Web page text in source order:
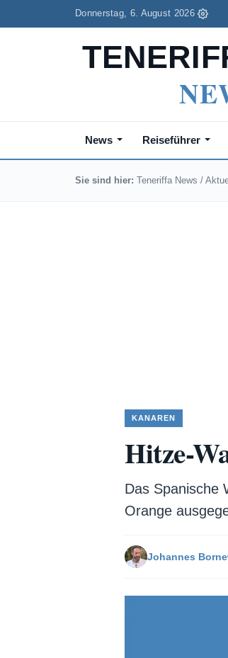
Donnerstag, 6. August 2026
News Reiseführer
Sie sind hier: Teneriffa News /
KANAREN
Hitze-
Das Spanische
Orange
Johannes